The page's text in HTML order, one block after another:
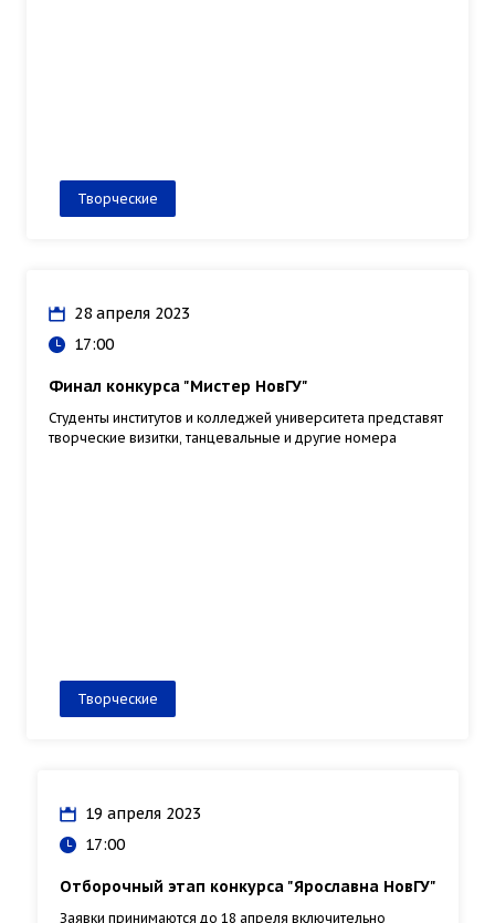
Творческие
28 апреля 2023
17:00
Финал конкурса "Мистер НовГУ"
Студенты институтов и колледжей университета представят
творческие визитки, танцевальные и другие номера
Творческие
19 апреля 2023
17:00
Отборочный этап конкурса "Ярославна НовГУ"
Заявки принимаются до 18 апреля включительно